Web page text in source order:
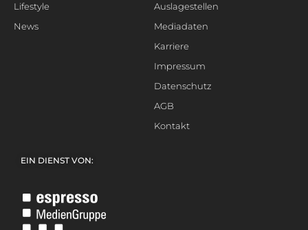
Lifestyle
News
Auslagestellen
Mediadaten
Karriere
Impressum
Datenschutz
AGB
Kontakt
EIN DIENST VON: